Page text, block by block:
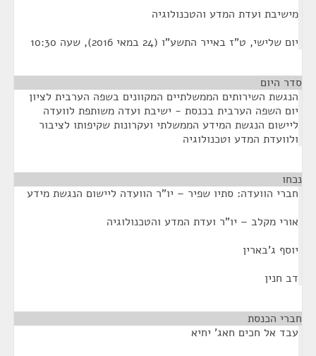
מישיבת ועדת המדע והטכנולוגיה
יום שלישי, ט"ז באייר התשע"ו (24 במאי 2016), שעה 10:30
סדר היום
הנגשת השירותים הממשלתיים המקוונים בשפה הערבית לציון
יום השפה הערבית בכנסת - ישיבת ועדה משותפת לוועדה
ליישום הנגשת המידע הממשלתי ועקרונות שקיפותו לציבור
ולוועדת המדע וטכנולוגיה
נכחו
חברי הוועדה: סתיו שפיר – יו"ר הוועדה ליישום הנגשת מידע
אורי מקלב – יו"ר ועדת המדע והטכנולוגיה
יוסף ג'בארין
דב חנין
חברי הכנסת
עבד אל חכים חאג' יחיא